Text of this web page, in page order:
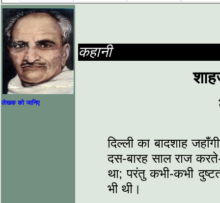
लेखक को जानिए
कहानी
दिल्ली का बादशाह
दस-बारह साल राज
था; परंतु कभी-कभी
भी थी।